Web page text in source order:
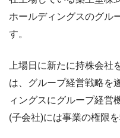
ホールディングスのグル
す。
上場日に新たに持株会社
は、グループ経営戦略を
ィングスにグループ経営
(子会社)には事業の権限